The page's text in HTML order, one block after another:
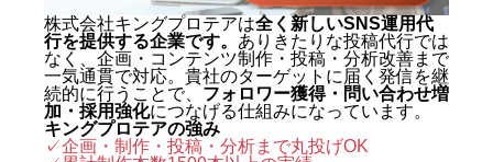
会社エグゼクティブマーケティン
グジャパン。執行役員を2年間務
め、AIO対策（AI検索最適化）を
はじめとする最先端のAIマーケテ
ィングを実戦の現場で体得した。
株式会社キングプロテアは全く新しいSNS運用代
行を提供する企業です。 ありきたりな投稿代行では
なく、企画・コンテンツ制作・投稿・分析改善まで
一気通貫で対応。貴社のターゲットに届く発信を継
続的に行うことで、 フォロワー獲得・問い合わせ増
加・採用強化につなげる仕組みになっています。
キングプロテアの強み
✓企画・制作・投稿・分析まで丸投げOK